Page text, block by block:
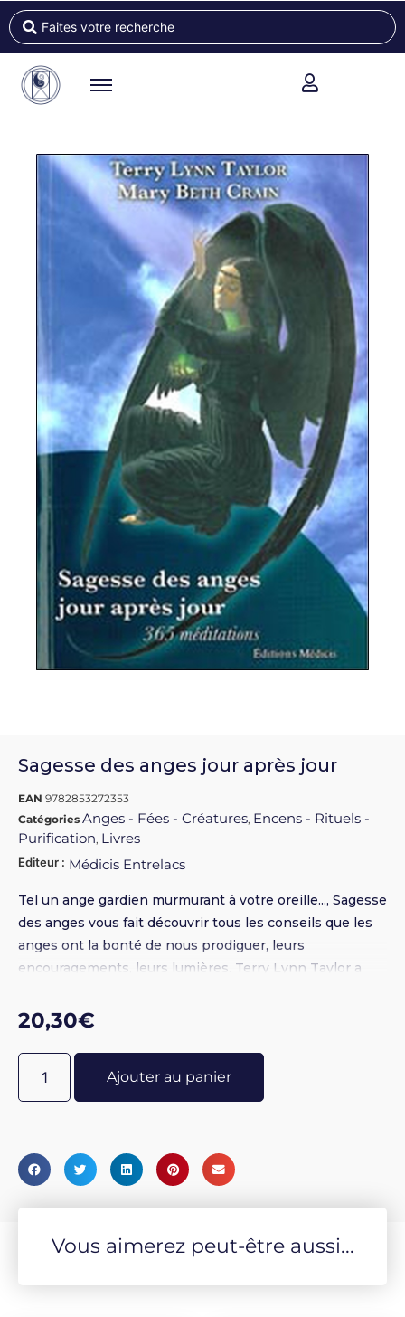
Sagesse des anges jour après jour
EAN 9782853272353
Catégories Anges - Fées - Créatures, Encens - Rituels -
Purification, Livres
Editeur : Médicis Entrelacs
Tel un ange gardien murmurant à votre oreille..., Sagesse
des anges vous fait découvrir tous les conseils que les
anges ont la bonté de nous prodiguer, leurs
encouragements, leurs lumières. Terry Lynn Taylor a
anges gardiens.
20,30€
Ajouter au panier
Vous aimerez peut-être aussi...